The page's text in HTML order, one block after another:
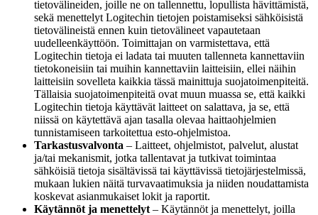
tietovälineiden, joille ne on tallennettu, lopullista hävittämistä,
sekä menettelyt Logitechin tietojen poistamiseksi sähköisistä
tietovälineistä ennen kuin tietovälineet vapautetaan
uudelleenkäyttöön. Toimittajan on varmistettava, että
Logitechin tietoja ei ladata tai muuten tallenneta kannettaviin
tietokoneisiin tai muihin kannettaviin laitteisiin, ellei näihin
laitteisiin sovelleta kaikkia tässä mainittuja suojatoimenpiteitä.
Tällaisia suojatoimenpiteitä ovat muun muassa se, että kaikki
Logitechin tietoja käyttävät laitteet on salattava, ja se, että
niissä on käytettävä ajan tasalla olevaa haittaohjelmien
tunnistamiseen tarkoitettua esto-ohjelmistoa.
Tarkastusvalvonta – Laitteet, ohjelmistot, palvelut, alustat
ja/tai mekanismit, jotka tallentavat ja tutkivat toimintaa
sähköisiä tietoja sisältävissä tai käyttävissä tietojärjestelmissä,
mukaan lukien näitä turvavaatimuksia ja niiden noudattamista
koskevat asianmukaiset lokit ja raportit.
Käytännöt ja menettelyt – Käytännöt ja menettelyt, joilla